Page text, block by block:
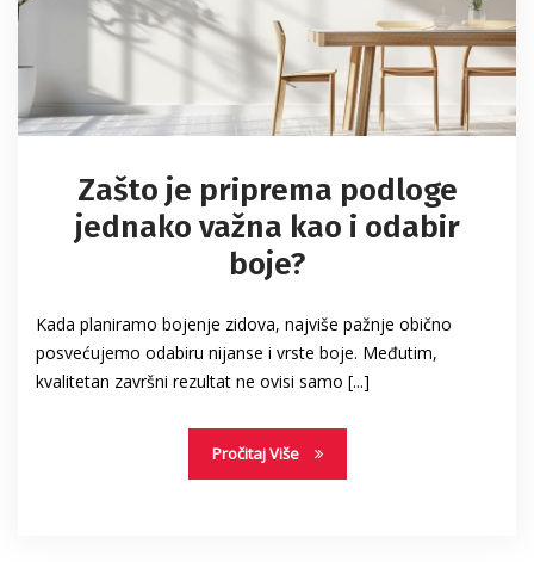
Zašto je priprema podloge
jednako važna kao i odabir
boje?
Kada planiramo bojenje zidova, najviše pažnje obično
posvećujemo odabiru nijanse i vrste boje. Međutim,
kvalitetan završni rezultat ne ovisi samo [...]
Pročitaj Više